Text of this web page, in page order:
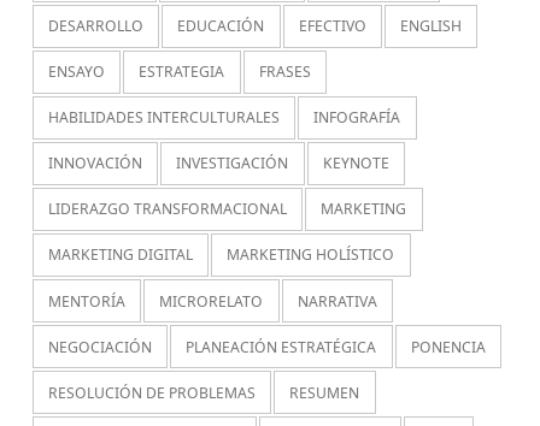
DESARROLLO EDUCACIÓN EFECTIVO ENGLISH
ENSAYO ESTRATEGIA FRASES
HABILIDADES INTERCULTURALES INFOGRAFÍA
INNOVACIÓN INVESTIGACIÓN KEYNOTE
LIDERAZGO TRANSFORMACIONAL MARKETING
MARKETING DIGITAL MARKETING HOLÍSTICO
MENTORÍA MICRORELATO NARRATIVA
NEGOCIACIÓN PLANEACIÓN ESTRATÉGICA PONENCIA
RESOLUCIÓN DE PROBLEMAS RESUMEN